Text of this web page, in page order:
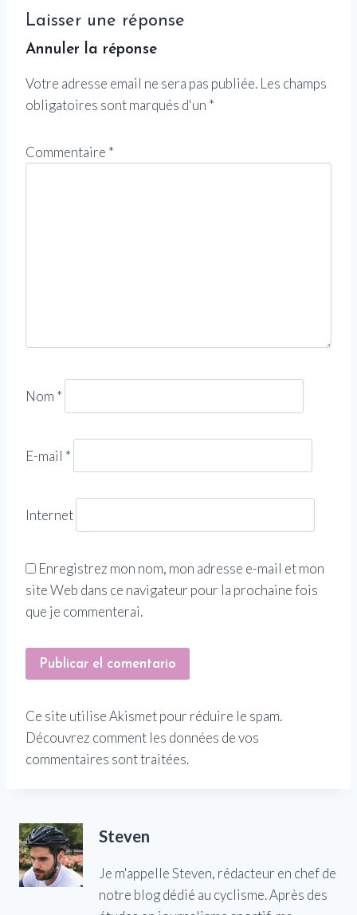
Laisser une réponse
Annuler la réponse
Votre adresse email ne sera pas publiée. Les champs
obligatoires sont marqués d'un *
Commentaire *
Nom *
E-mail *
Internet
Enregistrez mon nom, mon adresse e-mail et mon
site Web dans ce navigateur pour la prochaine fois
que je commenterai.
Ce site utilise Akismet pour réduire le spam.
Découvrez comment les données de vos
commentaires sont traitées.
Steven
Je m'appelle Steven, rédacteur en chef de
notre blog dédié au cyclisme. Après des